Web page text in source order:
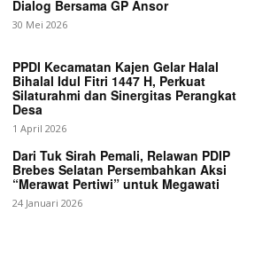
Dialog Bersama GP Ansor
30 Mei 2026
PPDI Kecamatan Kajen Gelar Halal
Bihalal Idul Fitri 1447 H, Perkuat
Silaturahmi dan Sinergitas Perangkat
Desa
1 April 2026
Dari Tuk Sirah Pemali, Relawan PDIP
Brebes Selatan Persembahkan Aksi
“Merawat Pertiwi” untuk Megawati
24 Januari 2026